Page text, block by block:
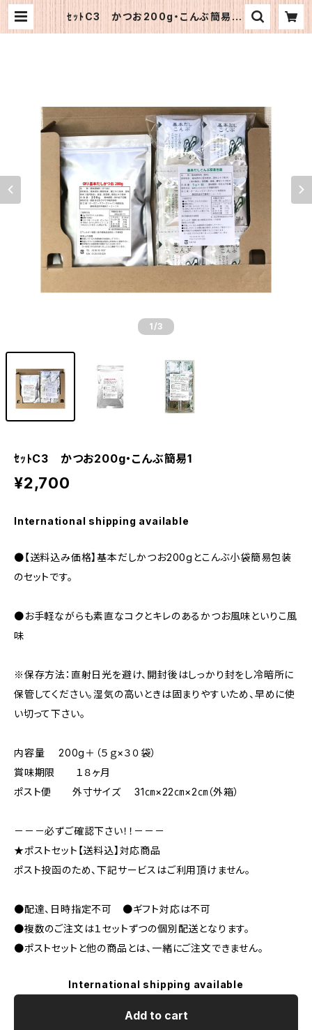
ｾｯﾄC3 かつお200g・こんぶ簡易1 |
《公式》OFJショップ
1 /3
ｾｯﾄC3 かつお200g・こんぶ簡易1
¥2,700
International shipping available
●【送料込み価格】基本だしかつお200gとこんぶ小袋簡易包装
のセットです。
●お手軽ながらも素直なコクとキレのあるかつお風味といりこ風
味
※保存方法：直射日光を避け、開封後はしっかり封をし冷暗所に
保管してください。湿気の高いときは固まりやすいため、早めに使
い切って下さい。
内容量 200g＋（５ｇ×３０袋）
賞味期限 １８ヶ月
ポスト便 外寸サイズ 31㎝×22㎝×2㎝（外箱）
－－－必ずご確認下さい！！－－－
★ポストセット【送料込】対応商品
ポスト投函のため、下記サービスはご利用頂けません。
●配達、日時指定不可 ●ギフト対応は不可
●複数のご注文は１セットずつの個別配送となります。
●ポストセットと他の商品とは、一緒にご注文できません。
International shipping available
Add to cart